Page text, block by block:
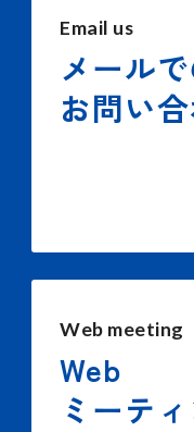
Email us
メール
お問い
Web meeting
Web
ミーテ